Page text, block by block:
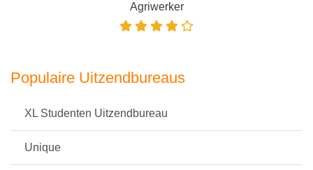
Agriwerker
Populaire Uitzendbureaus
XL Studenten Uitzendbureau
Unique